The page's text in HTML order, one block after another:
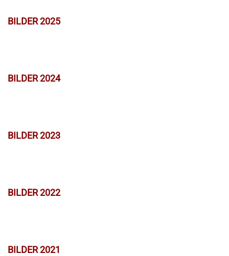
BILDER 2025
BILDER 2024
BILDER 2023
BILDER 2022
BILDER 2021